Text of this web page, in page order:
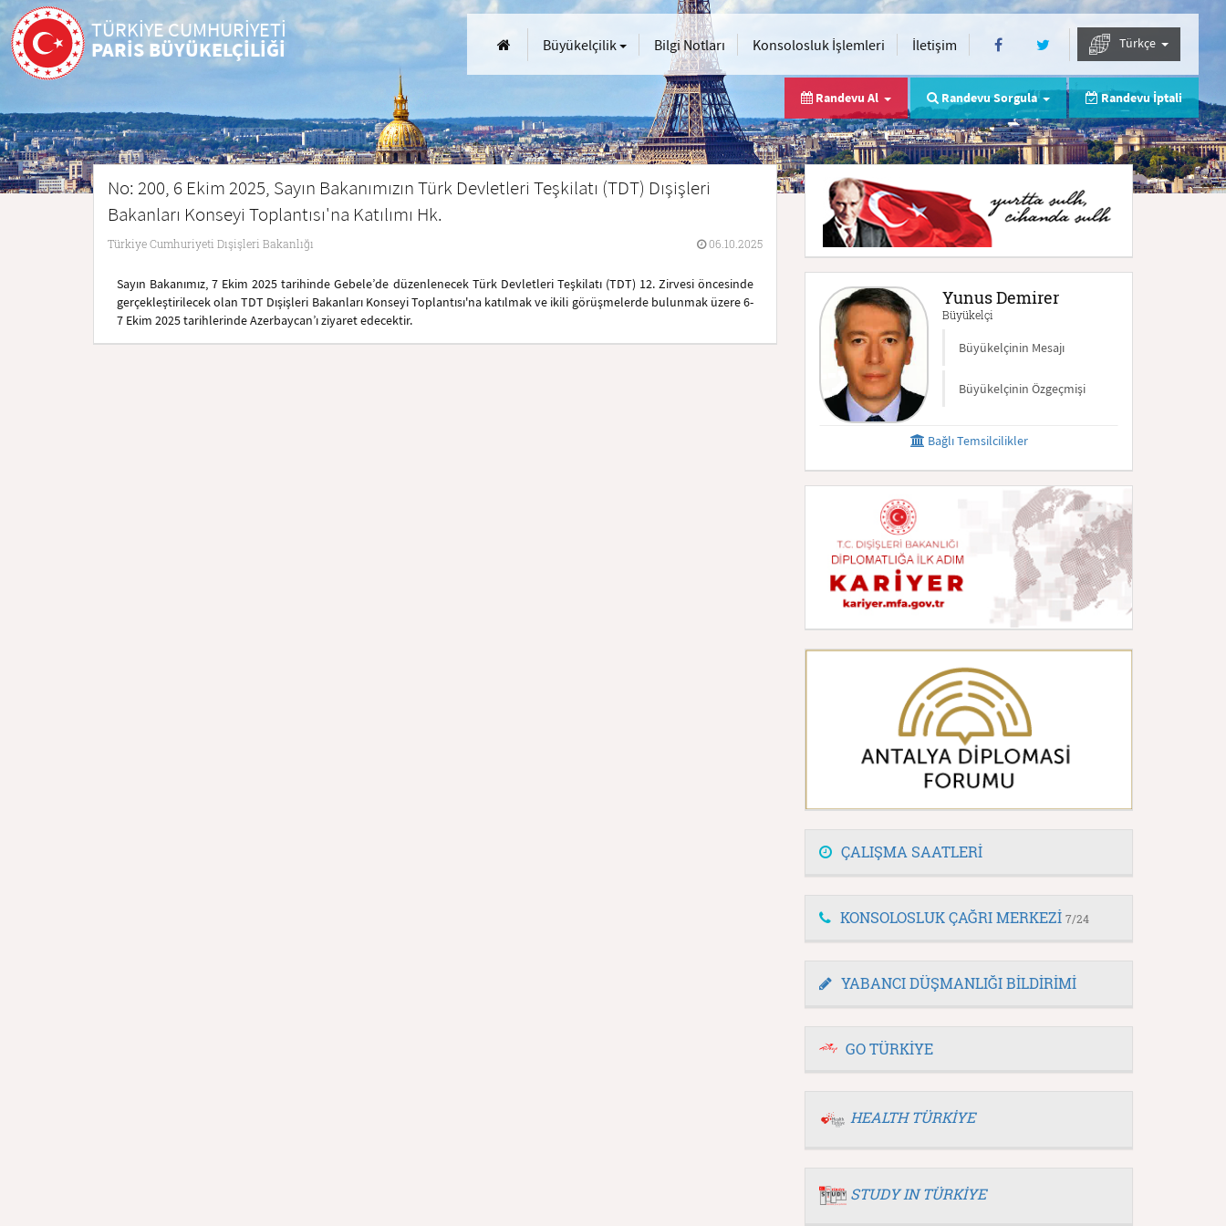
TÜRKİYE CUMHURİYETİ
PARİS BÜYÜKELÇİLİĞİ Büyükelçilik Bilgi Notları Konsolosluk İşlemleri İletişim Türkçe
Randevu Al Randevu Sorgula Randevu İptali
No: 200, 6 Ekim 2025, Sayın Bakanımızın Türk Devletleri Teşkilatı (TDT) Dışişleri
Bakanları Konseyi Toplantısı'na Katılımı Hk.
Türkiye Cumhuriyeti Dışişleri Bakanlığı 06.10.2025
Sayın Bakanımız, 7 Ekim 2025 tarihinde Gebele’de düzenlenecek Türk Devletleri Teşkilatı (TDT) 12. Zirvesi öncesinde
gerçekleştirilecek olan TDT Dışişleri Bakanları Konseyi Toplantısı'na katılmak ve ikili görüşmelerde bulunmak üzere 6-
7 Ekim 2025 tarihlerinde Azerbaycan’ı ziyaret edecektir.
Yunus Demirer
Büyükelçi
Büyükelçinin Mesajı
Büyükelçinin Özgeçmişi
Bağlı Temsilcilikler
ÇALIŞMA SAATLERİ
KONSOLOSLUK ÇAĞRI MERKEZİ 7/24
YABANCI DÜŞMANLIĞI BİLDİRİMİ
GO TÜRKİYE
HEALTH TÜRKİYE
STUDY IN TÜRKİYE